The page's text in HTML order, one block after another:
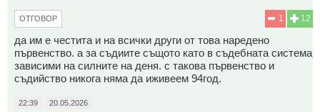
12
1
ОТГОВОР
да им е честита и на всички други от това наредено
първенство. а за съдиите същото като в съдебната система
зависими на силните на деня. с такова първенство и
съдийство никога няма да иживеем 94год.
22:39 20.05.2026